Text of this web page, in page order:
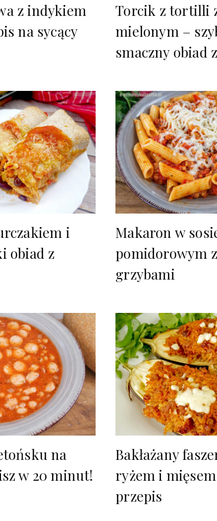
z indykiem
na sycący
Torcik z tortilli
mielonym –
smaczny obiad
i
obiad z
Makaron w
pomidorowym
grzybami
na
w 20 minut!
Bakłażany
ryżem i
przepis